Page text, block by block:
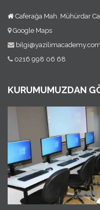
Caferağa Mah. Mühürdar
Google Maps
bilgi@yazilimacademy.com
0216 998 06 68
KURUMUMUZDAN